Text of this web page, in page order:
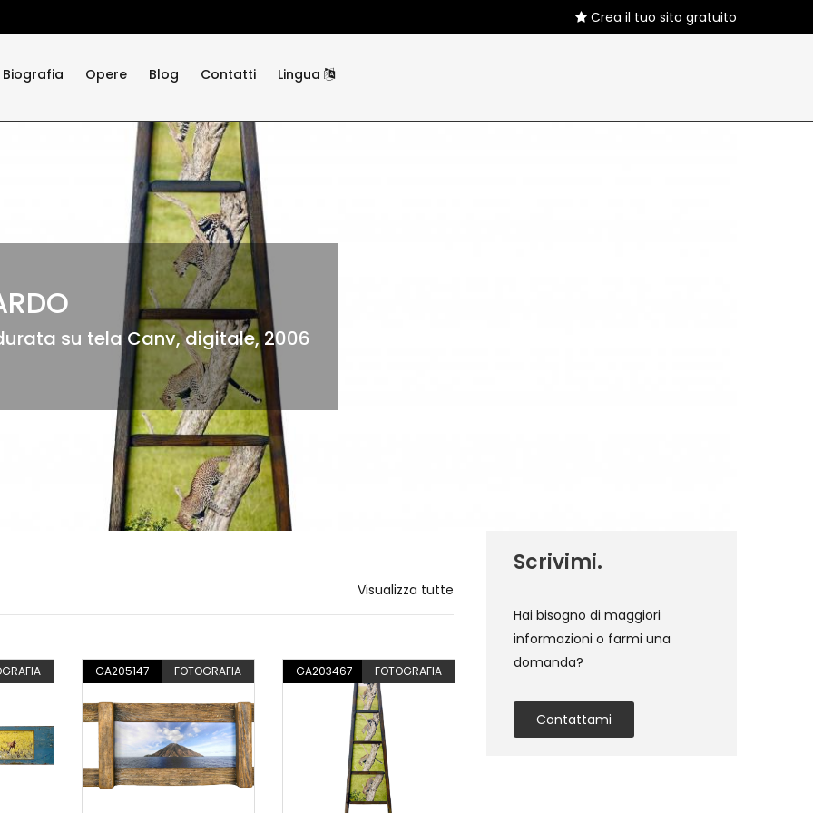
Crea il tuo sito gratuito
Biografia Opere Blog Contatti Lingua
su tela Canv, digitale, 2006
su tela Pigm, digitale, 2022
su carta cer, 2025
su tela Pigm, digitale, 2013
Visualizza tutte
GA205147 FOTOGRAFIA GA203467 FOTOGRAFIA GA203453 FOTOGRAFIA
Scrivimi.
Hai bisogno di maggiori
informazioni o farmi una
domanda?
Contattami